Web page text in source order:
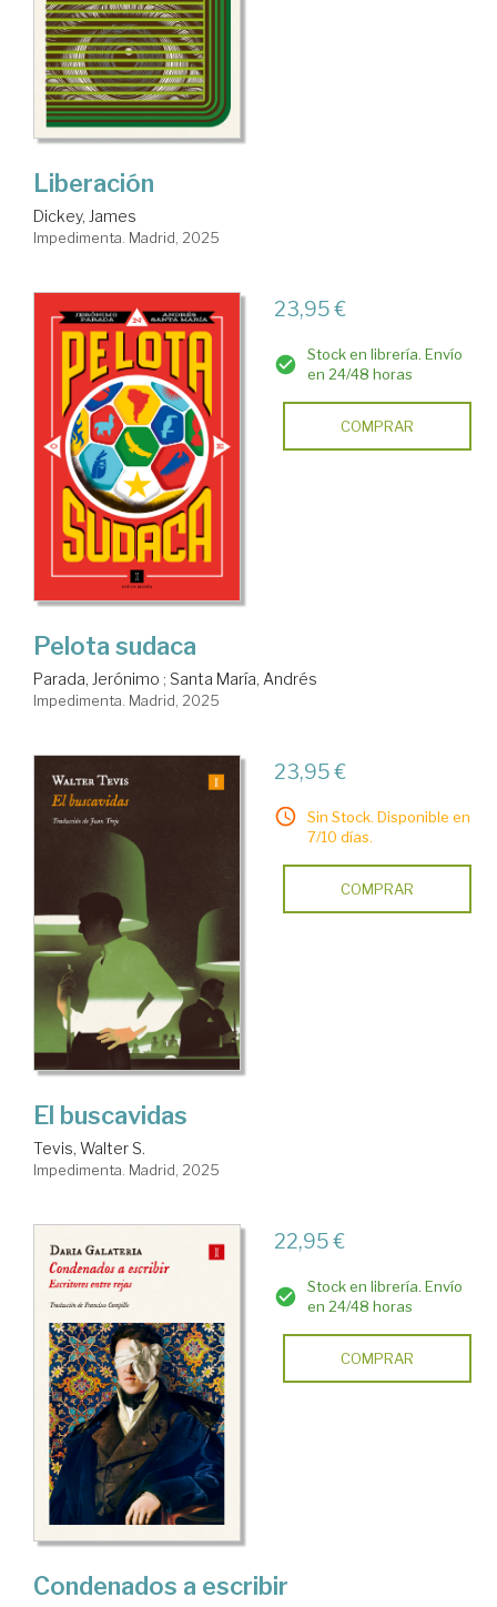
Liberación
Dickey, James
Impedimenta. Madrid, 2025
23,95 €
Stock en librería. Envío
en 24/48 horas
COMPRAR
Pelota sudaca
Parada, Jerónimo ; Santa María, Andrés
Impedimenta. Madrid, 2025
23,95 €
Sin Stock. Disponible en
7/10 días.
COMPRAR
El buscavidas
Tevis, Walter S.
Impedimenta. Madrid, 2025
22,95 €
Stock en librería. Envío
en 24/48 horas
COMPRAR
Condenados a escribir